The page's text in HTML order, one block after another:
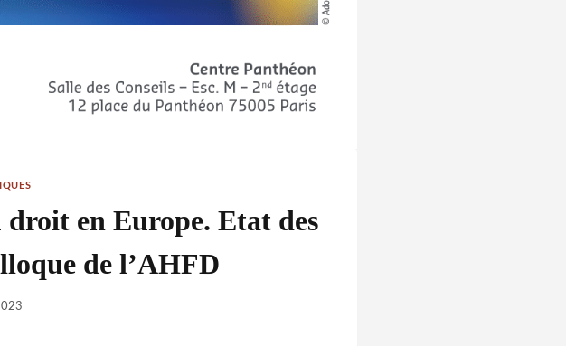
en Europe. Etat des
de l’AHFD